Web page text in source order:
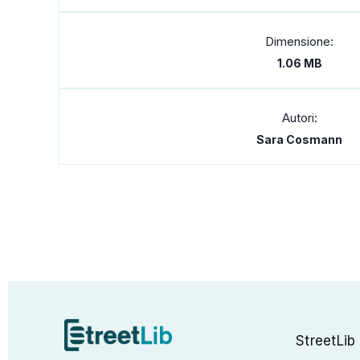
Dimensione:
1.06 MB
Autori:
Sara Cosmann
StreetLib